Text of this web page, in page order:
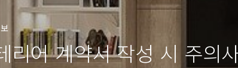
리어 계약서 작성 시 주의